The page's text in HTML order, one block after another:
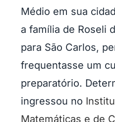
Médio em sua
a família de Roseli
para São Carlos,
frequentasse um
preparatório.
ingressou no
Matemáticas e de